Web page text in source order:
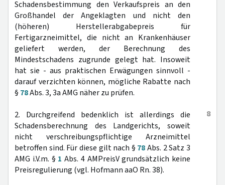
Schadensbestimmung den Verkaufspreis an den
Großhandel der Angeklagten und nicht den
(höheren) Herstellerabgabepreis für
Fertigarzneimittel, die nicht an Krankenhäuser
geliefert werden, der Berechnung des
Mindestschadens zugrunde gelegt hat. Insoweit
hat sie - aus praktischen Erwägungen sinnvoll -
darauf verzichten können, mögliche Rabatte nach
§ 78Abs. 3, 3a AMG näher zu prüfen.
8
2. Durchgreifend bedenklich ist allerdings die
Schadensberechnung des Landgerichts, soweit
nicht verschreibungspflichtige Arzneimittel
betroffen sind. Für diese gilt nach § 78Abs. 2 Satz 3
AMG i.V.m. § 1 Abs. 4 AMPreisV grundsätzlich keine
Preisregulierung (vgl. Hofmann aaO Rn. 38).